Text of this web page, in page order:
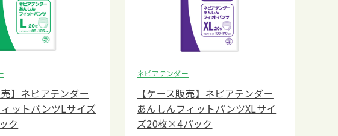
売】ネピアテンダー
ットパンツLサイズ
ク
ネピアテンダー
【ケース販売】ネピアテンダー
あんしんフィットパンツXLサイ
ズ20枚×4パック